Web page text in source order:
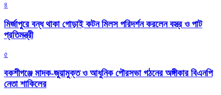
৪
মির্জাপুরে বন্ধ থাকা গোড়াই কটন মিলস পরিদর্শন করলেন বস্ত্র ও পাট
প্রতিমন্ত্রী
৫
বকশীগঞ্জে মাদক-জুয়ামুক্ত ও আধুনিক পৌরসভা গঠনের অঙ্গীকার বিএনপি
নেতা শাকিলের